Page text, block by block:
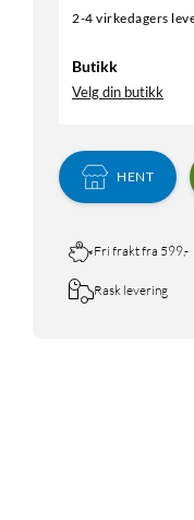
2-4 virkedagers
Butikk
Velg din butikk
HENT
Fri frakt fra 599,-
Rask levering